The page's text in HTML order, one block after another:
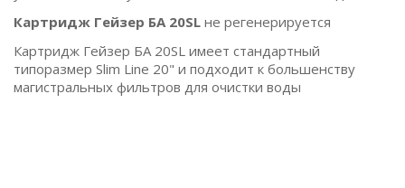
Картридж Гейзер БА 20SL не регенерируется
Картридж Гейзер БА 20SL имеет стандартный
типоразмер Slim Line 20" и подходит к большенству
магистральных фильтров для очистки воды